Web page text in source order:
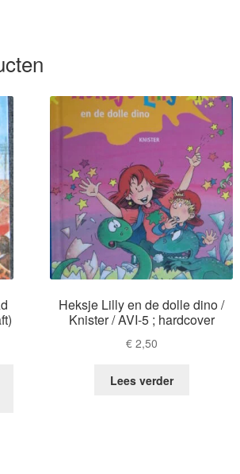
Heksje Lilly en de dolle dino /
Knister / AVI-5 ; hardcover
€2,50
Lees verder